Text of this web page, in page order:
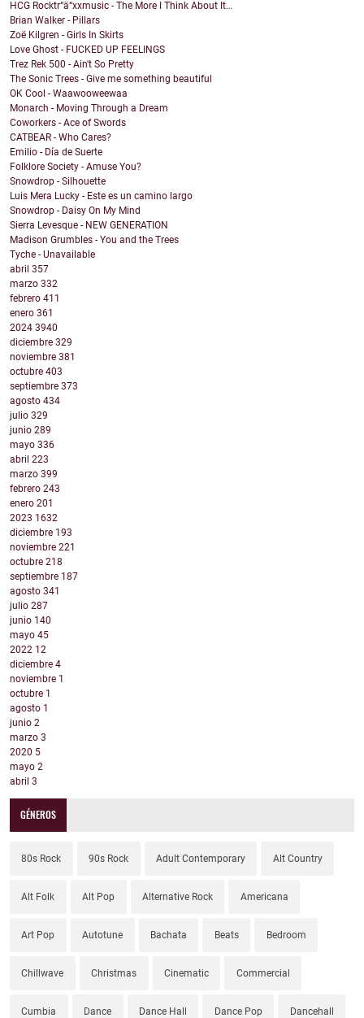
HCG Rocktr“ä“xxmusic - The More I Think About It…
Brian Walker - Pillars
Zoë Kilgren - Girls In Skirts
Love Ghost - FUCKED UP FEELINGS
Trez Rek 500 - Ain't So Pretty
The Sonic Trees - Give me something beautiful
OK Cool - Waawooweewaa
Monarch - Moving Through a Dream
Coworkers - Ace of Swords
CATBEAR - Who Cares?
Emilio - Día de Suerte
Folklore Society - Amuse You?
Snowdrop - Silhouette
Luis Mera Lucky - Este es un camino largo
Snowdrop - Daisy On My Mind
Sierra Levesque - NEW GENERATION
Madison Grumbles - You and the Trees
Tyche - Unavailable
abril 357
marzo 332
febrero 411
enero 361
2024 3940
diciembre 329
noviembre 381
octubre 403
septiembre 373
agosto 434
julio 329
junio 289
mayo 336
abril 223
marzo 399
febrero 243
enero 201
2023 1632
diciembre 193
noviembre 221
octubre 218
septiembre 187
agosto 341
julio 287
junio 140
mayo 45
2022 12
diciembre 4
noviembre 1
octubre 1
agosto 1
junio 2
marzo 3
2020 5
mayo 2
abril 3
GÉNEROS
80s Rock 90s Rock Adult Contemporary Alt Country
Alt Folk Alt Pop Alternative Rock Americana
Art Pop Autotune Bachata Beats Bedroom
Chillwave Christmas Cinematic Commercial
Cumbia Dance Dance Hall Dance Pop Dancehall